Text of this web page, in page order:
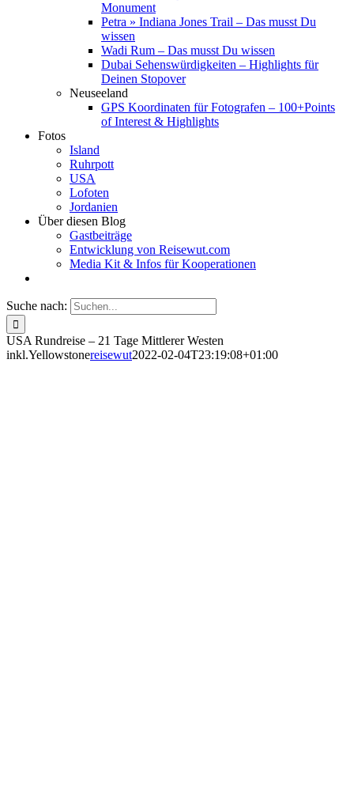
Monument
Petra » Indiana Jones Trail – Das musst Du
wissen
Wadi Rum – Das musst Du wissen
Dubai Sehenswürdigkeiten – Highlights für
Deinen Stopover
Neuseeland
GPS Koordinaten für Fotografen – 100+Points
of Interest & Highlights
Fotos
Island
Ruhrpott
USA
Lofoten
Jordanien
Über diesen Blog
Gastbeiträge
Entwicklung von Reisewut.com
Media Kit & Infos für Kooperationen
Suche nach:
USA Rundreise – 21 Tage Mittlerer Westen
inkl.Yellowstonereisewut2022-02-04T23:19:08+01:00